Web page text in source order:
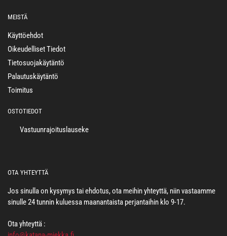
MEISTÄ
Käyttöehdot
Oikeudelliset Tiedot
Tietosuojakäytäntö
Palautuskäytäntö
Toimitus
OSTOTIEDOT
Vastuunrajoituslauseke
OTA YHTEYTTÄ
Jos sinulla on kysymys tai ehdotus, ota meihin yhteyttä, niin vastaamme
sinulle 24 tunnin kuluessa maanantaista perjantaihin klo 9-17.
Ota yhteyttä :